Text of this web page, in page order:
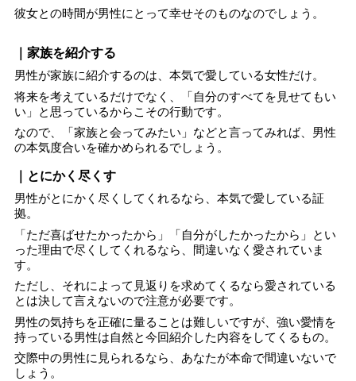
彼女との時間が男性にとって幸せそのものなのでしょう。
｜家族を紹介する
男性が家族に紹介するのは、本気で愛している女性だけ。
将来を考えているだけでなく、「自分のすべてを見せてもい
い」と思っているからこその行動です。
なので、「家族と会ってみたい」などと言ってみれば、男性
の本気度合いを確かめられるでしょう。
｜とにかく尽くす
男性がとにかく尽くしてくれるなら、本気で愛している証
拠。
「ただ喜ばせたかったから」「自分がしたかったから」とい
った理由で尽くしてくれるなら、間違いなく愛されていま
す。
ただし、それによって見返りを求めてくるなら愛されている
とは決して言えないので注意が必要です。
男性の気持ちを正確に量ることは難しいですが、強い愛情を
持っている男性は自然と今回紹介した内容をしてくるもの。
交際中の男性に見られるなら、あなたが本命で間違いないで
しょう。